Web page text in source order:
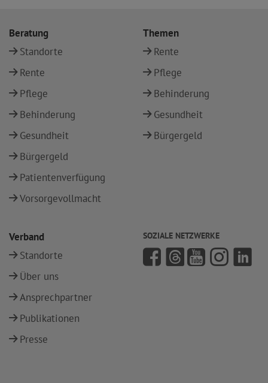
Beratung
Standorte
Rente
Pflege
Behinderung
Gesundheit
Bürgergeld
Patientenverfügung
Vorsorgevollmacht
Themen
Rente
Pflege
Behinderung
Gesundheit
Bürgergeld
Verband
Standorte
Über uns
Ansprechpartner
Publikationen
Presse
SOZIALE NETZWERKE